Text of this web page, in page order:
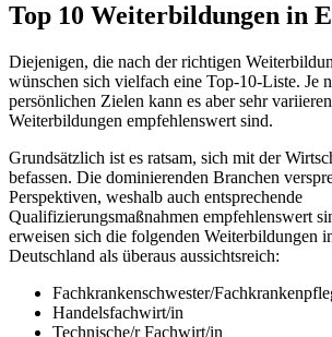
Top 10 Weiterbildungen in
Diejenigen, die nach der richtigen
wünschen sich vielfach eine Top-10-Liste. Je
persönlichen Zielen kann es aber sehr
Weiterbildungen empfehlenswert sind.
Grundsätzlich ist es ratsam, sich mit der
befassen. Die dominierenden Branchen
Perspektiven, weshalb auch entsprechende
Qualifizierungsmaßnahmen empfehlenswert
erweisen sich die folgenden Weiterbildungen
Deutschland als überaus aussichtsreich:
Fachkrankenschwester/
Handelsfachwirt/in
Technische/r Fachwirt/in